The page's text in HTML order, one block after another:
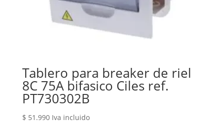
Tablero para breaker de riel
8C 75A bifasico Ciles ref.
PT730302B
$ 51.990 Iva incluido